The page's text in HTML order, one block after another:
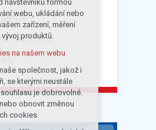
rozhlasu
(session):
jazyka, apod.
(Google)
na našem webu
návštěvníků formou
webu, ukládání nebo
zařízení, měření
produktů.
na našem webu
společnost, jakož i
se kterými neustále
je dobrovolné.
obnovit změnou
cookies.